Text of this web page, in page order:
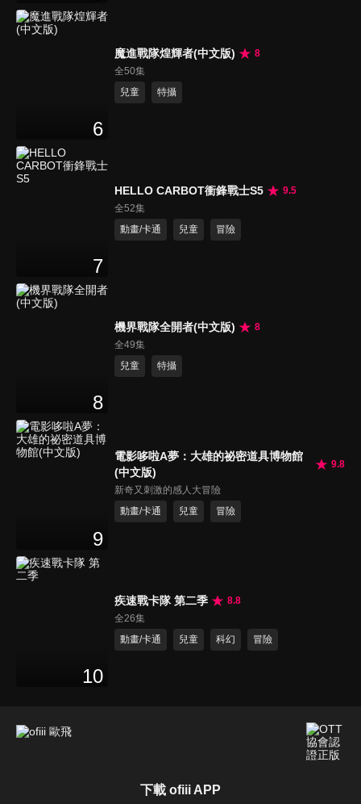
6
魔進戰隊煌輝者(中文版)
8
全50集
兒童
特攝
7
HELLO CARBOT衝鋒戰士S5
9.5
全52集
動畫/卡通
兒童 冒險
8
機界戰隊全開者(中文版)
8
全49集
兒童
特攝
9
電影哆啦A夢：大雄的祕密道具博物館
(中文版)
9.8
新奇又刺激的感人大冒險
動畫/卡通
兒童 冒險
10
疾速戰卡隊 第二季
8.8
全26集
動畫/卡通
兒童 科幻 冒險
下載 ofiii APP